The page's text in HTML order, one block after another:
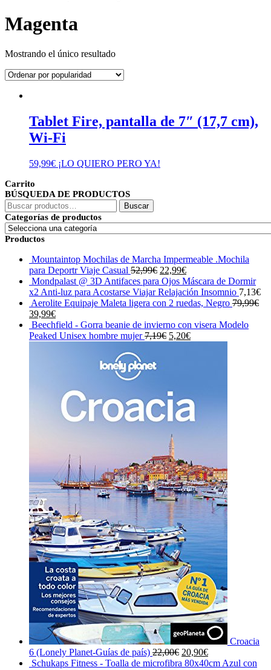
Magenta
Mostrando el único resultado
Tablet Fire, pantalla de 7″ (17,7 cm),
Wi-Fi
59,99€ ¡LO QUIERO PERO YA!
Carrito
BÚSQUEDA DE PRODUCTOS
Buscar
por:
Buscar
Categorías de productos
Productos
Mountaintop Mochilas de Marcha Impermeable .Mochila
para Deportr Viaje Casual 52,99€ El
precio
original
era:
22,99€El
precio
actual
es:
Mondpalast @ 3D Antifaces para Ojos Máscara de Dormir
x2 Anti-luz para Acostarse Viajar Relajación Insomnio 7,13€
Aerolite Equipaje Maleta ligera con 2 ruedas, Negro 79,99€
El
precio
original
39,99€El
precio
actual
Beechfield - Gorra beanie de invierno con visera Modelo
Peaked Unisex hombre mujer 7,19€ El
5,20€El
Croacia
6 (Lonely Planet-Guías de país) 22,00€ El
precio
20,90€El
precio
Schukaps Fitness - Toalla de microfibra 80x40cm Azul con